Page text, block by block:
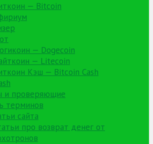
— Bitcoin
— Dogecoin
— Litecoin
Кэш — Bitcoin Cash
и проверяющие
терминов
сайта
про возврат денег от